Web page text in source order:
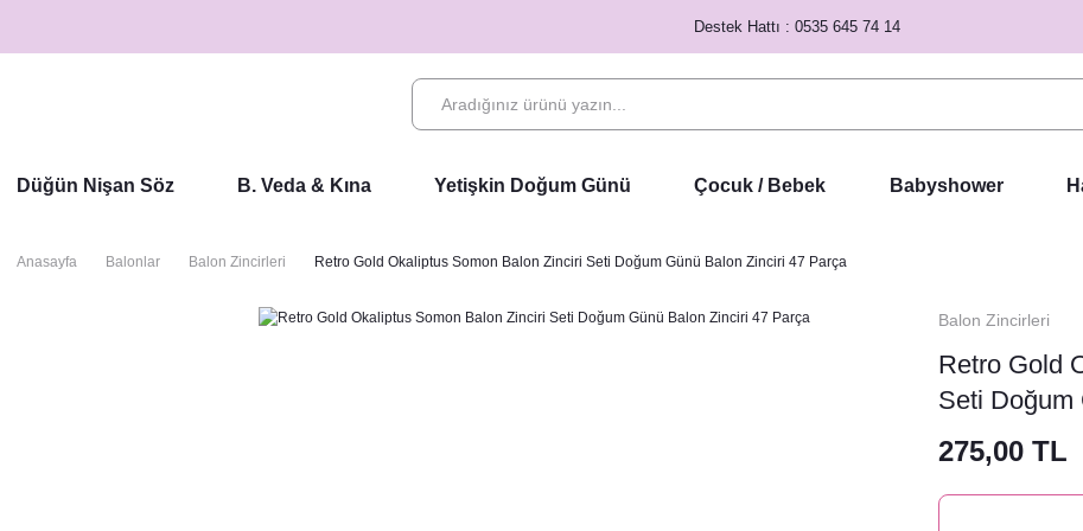
Destek Hattı : 0535 645 74 14
Düğün Nişan Söz B. Veda & Kına Yetişkin Doğum Günü Çocuk / Bebek Babyshower
Anasayfa Balonlar Balon Zincirleri Retro Gold Okaliptus Somon Balon Zinciri Seti Doğum Günü Balon Zinciri 47 Parça
Balon Zincirleri
Retro Gold
Seti Doğum
275,00 TL